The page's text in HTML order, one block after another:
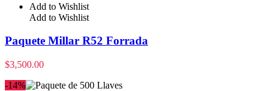
Add to Wishlist
Add to Wishlist
Paquete Millar R52 Forrada
$3,500.00
-14%